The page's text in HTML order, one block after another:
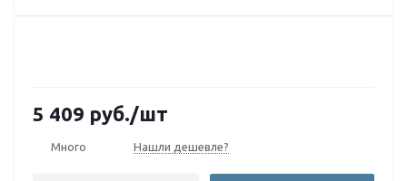
5 409 руб./шт
Много Нашли дешевле?